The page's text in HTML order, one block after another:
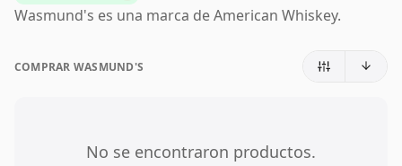
Wasmund's es una marca de American Whiskey.
COMPRAR WASMUND'S
No se encontraron productos.